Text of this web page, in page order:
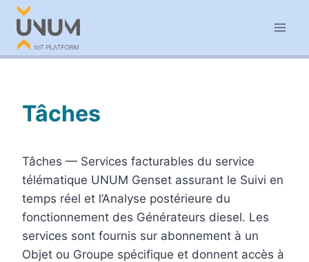
Aller
contenu
Tâches
Tâches — Services facturables du service
télématique UNUM Genset assurant le Suivi en
temps réel et l’Analyse postérieure du
fonctionnement des Générateurs diesel. Les
services sont fournis sur abonnement à un
Objet ou Groupe spécifique et donnent accès à